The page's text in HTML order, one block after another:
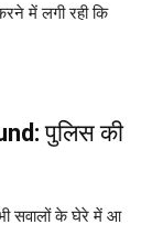
में लगी रही कि
पुलिस की
सवालों के घेरे में आ